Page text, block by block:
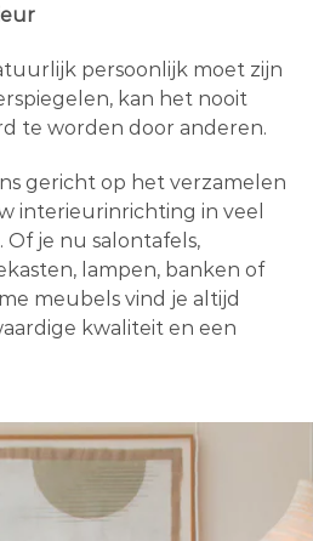
persoonlijk moet zijn
kan het nooit
te worden door anderen.
gericht op het verzamelen
interieurinrichting in veel
je nu salontafels,
lampen, banken of
meubels vind je altijd
kwaliteit en een